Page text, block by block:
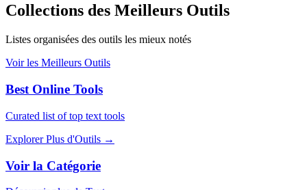
Collections des Meilleurs Outils
Listes organisées des outils les mieux notés
Voir les Meilleurs Outils
Best Online Tools
Curated list of top text tools
Explorer Plus d'Outils →
Voir la Catégorie